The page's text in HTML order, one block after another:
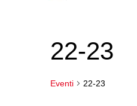
22-23
Eventi 22-23